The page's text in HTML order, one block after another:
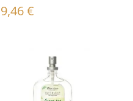
9,46€